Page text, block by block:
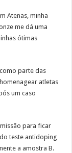
Atenas, minha
me dá uma
ótimas
parte das
atletas
um caso
para ficar
teste antidoping
a amostra B.